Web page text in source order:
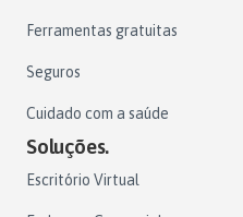
Ferramentas gratuitas
Seguros
Cuidado com a saúde
Soluções.
Escritório Virtual